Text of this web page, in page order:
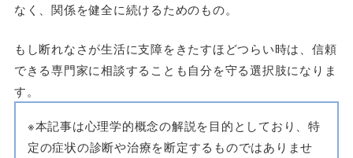
なく、関係を健全に続けるためのもの。
もし断れなさが生活に支障をきたすほどつらい時は、信頼
できる専門家に相談することも自分を守る選択肢になりま
す。
※本記事は心理学的概念の解説を目的としており、特
定の症状の診断や治療を断定するものではありませ